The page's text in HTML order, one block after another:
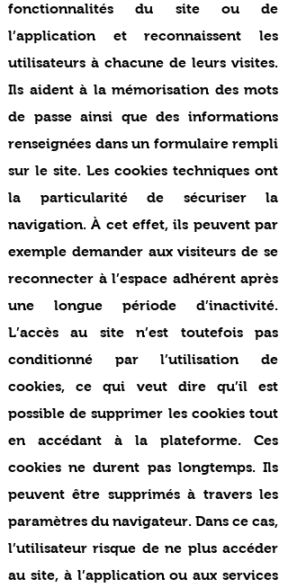
fonctionnalités du site ou de
l’application et reconnaissent les
utilisateurs à chacune de leurs visites.
Ils aident à la mémorisation des mots
de passe ainsi que des informations
renseignées dans un formulaire rempli
sur le site. Les cookies techniques ont
la particularité de sécuriser la
navigation. À cet effet, ils peuvent par
exemple demander aux visiteurs de se
reconnecter à l’espace adhérent après
une longue période d’inactivité.
L’accès au site n’est toutefois pas
conditionné par l’utilisation de
cookies, ce qui veut dire qu’il est
possible de supprimer les cookies tout
en accédant à la plateforme. Ces
cookies ne durent pas longtemps. Ils
peuvent être supprimés à travers les
paramètres du navigateur. Dans ce cas,
l’utilisateur risque de ne plus accéder
au site, à l’application ou aux services